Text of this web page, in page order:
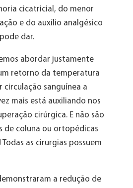
cicatricial, do menor
e do auxílio analgésico
dar.
abordar justamente
retorno da temperatura
circulação sanguínea a
mais está auxiliando nos
cirúrgica. E não são
de coluna ou ortopédicas
as cirurgias possuem
a redução de